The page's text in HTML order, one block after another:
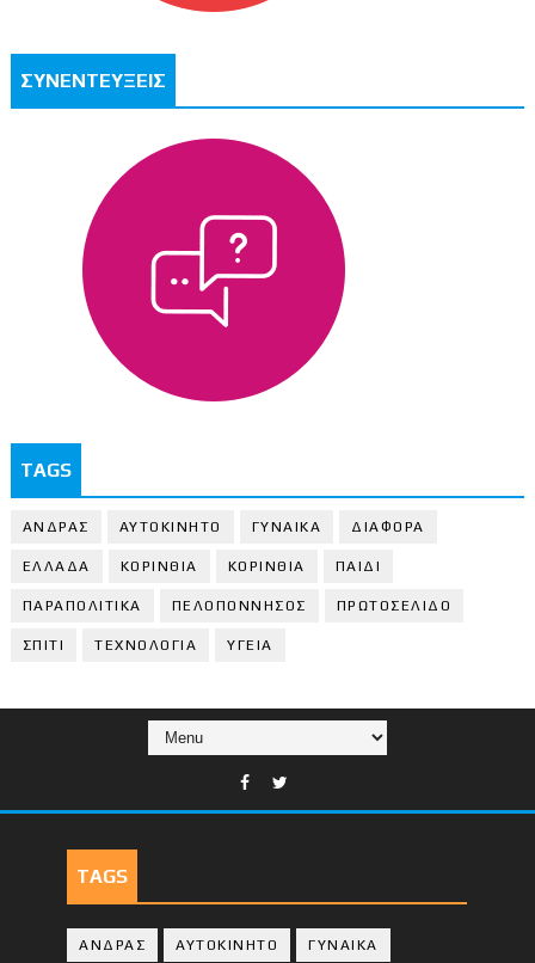
ΣΥΝΕΝΤΕΥΞΕΙΣ
TAGS
ΑΝΔΡΑΣ ΑΥΤΟΚΙΝΗΤΟ ΓΥΝΑΙΚΑ ΔΙΑΦΟΡΑ
ΕΛΛΑΔΑ ΚΟΡΙΝΘΙΑ ΚΟΡΙΝΘΙA ΠΑΙΔΙ
ΠΑΡΑΠΟΛΙΤΙΚΑ ΠΕΛΟΠΟΝΝΗΣΟΣ ΠΡΩΤΟΣΕΛΙΔΟ
ΣΠΙΤΙ ΤΕΧΝΟΛΟΓΙΑ ΥΓΕΙΑ
TAGS
ΑΝΔΡΑΣ ΑΥΤΟΚΙΝΗΤΟ ΓΥΝΑΙΚΑ